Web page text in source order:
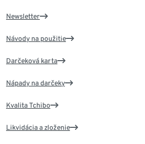
Newsletter
Návody na použitie
Darčeková karta
Nápady na darčeky
Kvalita Tchibo
Likvidácia a zloženie